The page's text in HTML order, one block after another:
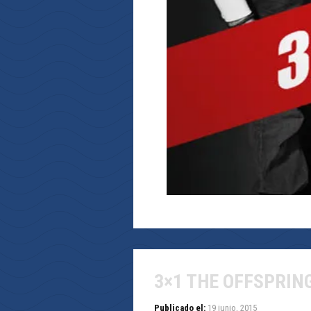
3×1 THE
Publicado el: 19 junio, 2015